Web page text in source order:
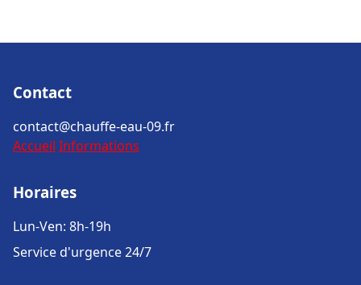
Contact
contact@chauffe-eau-09.fr
Accueil Informations
Horaires
Lun-Ven: 8h-19h
Service d'urgence 24/7